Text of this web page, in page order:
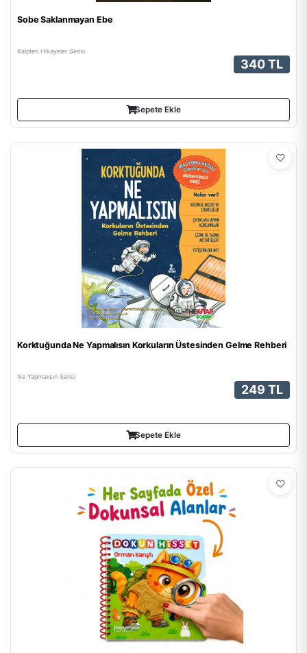
Sobe Saklanmayan Ebe
Kalpten Hikayeler Serisi
340 TL
Sepete Ekle
Korktuğunda Ne Yapmalısın Korkuların Üstesinden Gelme Rehberi
Ne Yapmalısın Serisi
249 TL
Sepete Ekle